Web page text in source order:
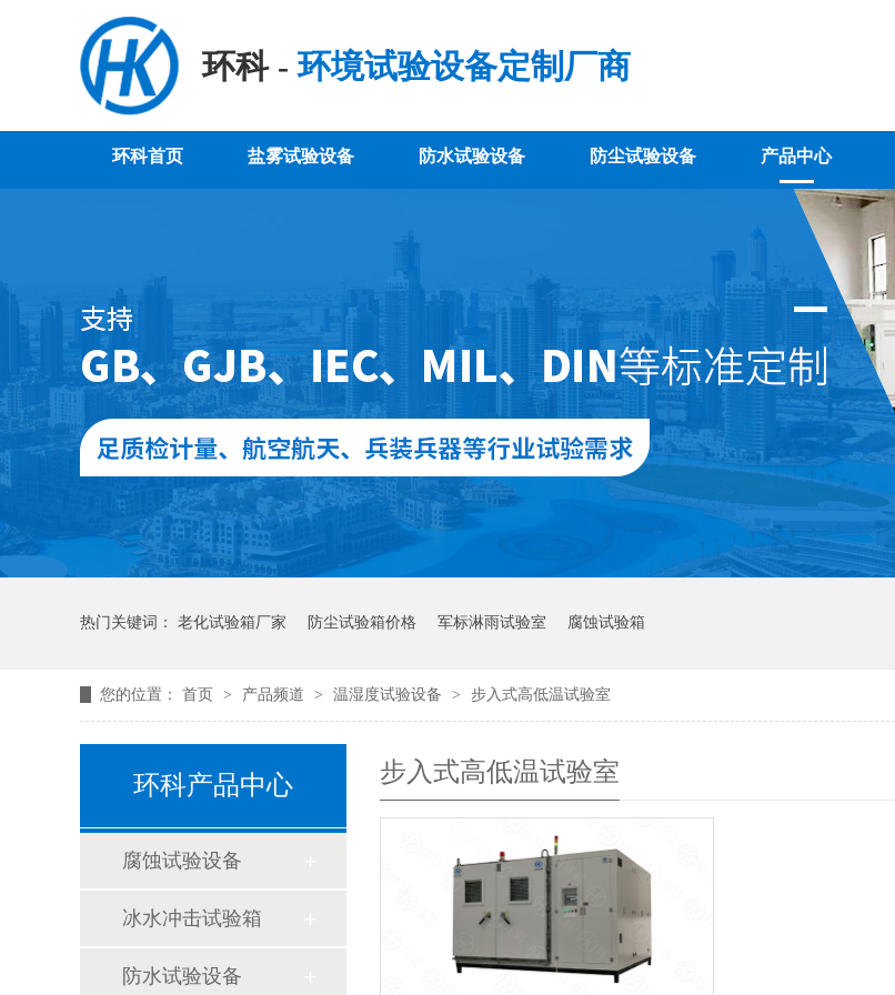
环科 -环境试验设备定制厂商
环科首页 盐雾试验设备 防水试验设备 防尘试验设备 产品中心
热门关键词： 老化试验箱厂家 防尘试验箱价格 军标淋雨试验室 腐蚀试验箱
您的位置： 首页 > 产品频道 > 温湿度试验设备 > 步入式高低温试验室
步入式高低温试验室
环科产品中心
腐蚀试验设备
冰水冲击试验箱
防水试验设备